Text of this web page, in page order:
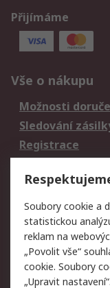
Přijímáme
Vše o nákupu
Možnosti
Sledování
Registrace
Právní
Autorská práva
Prohlášení o
údajů
Soubory cookie a
statistickou
reklam na
„Povolit vše“
cookie. Soubory
„Upravit